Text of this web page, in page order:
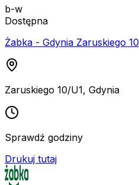
b-w
Dostępna
Żabka - Gdynia Zaruskiego 10
Zaruskiego 10/U1, Gdynia
Sprawdź godziny
Drukuj tutaj